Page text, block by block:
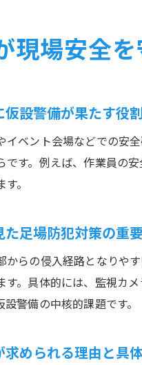
現場安全
設警備が果たす役
イベント会場などでの安
です。例えば、作業員の
。
足場防犯対策の重
からの侵入経路となりや
す。具体的には、監視カ
警備の中核的課題です。
められる理由と具